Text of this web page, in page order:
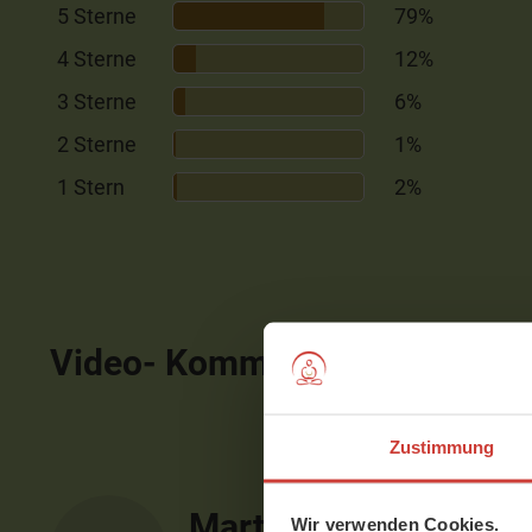
Zustimmung
Wir verwenden Cookies.
5 Sterne
79%
4 Sterne
12%
3 Sterne
6%
2 Sterne
1%
1 Stern
2%
Video- Kommentare